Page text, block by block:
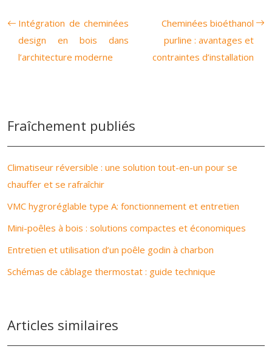
Intégration de cheminées
design en bois dans
l’architecture moderne
Cheminées bioéthanol
purline : avantages et
contraintes d’installation
Fraîchement publiés
Climatiseur réversible : une solution tout-en-un pour se
chauffer et se rafraîchir
VMC hygroréglable type A: fonctionnement et entretien
Mini-poêles à bois : solutions compactes et économiques
Entretien et utilisation d’un poêle godin à charbon
Schémas de câblage thermostat : guide technique
Articles similaires